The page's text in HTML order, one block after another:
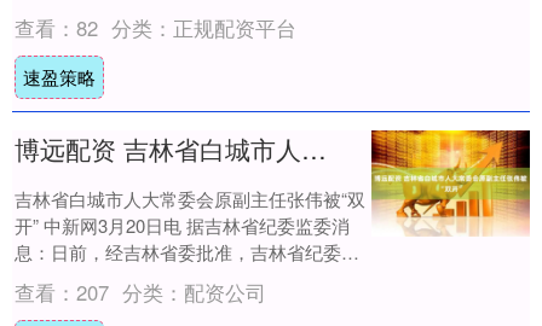
文，心愉 编辑，白磷 网上流传着一句话防
火防盗....
查看： 82 分类： 正规配资平台
速盈策略
博远配资 吉林省白城市人大常委会原副主任张伟被“双开”
吉林省白城市人大常委会原副主任张伟被“双
开” 中新网3月20日电 据吉林省纪委监委消
息：日前，经吉林省委批准，吉林省纪委监
委对吉林省白城市人大常委会原党组成
员、....
查看： 207 分类： 配资公司